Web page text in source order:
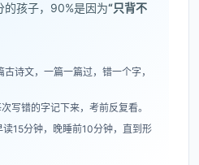
的孩子，90%是因为“只背不
古诗文，一篇一篇过，错一个字，
写错的字记下来，考前反复看。
读15分钟，晚睡前10分钟，直到形